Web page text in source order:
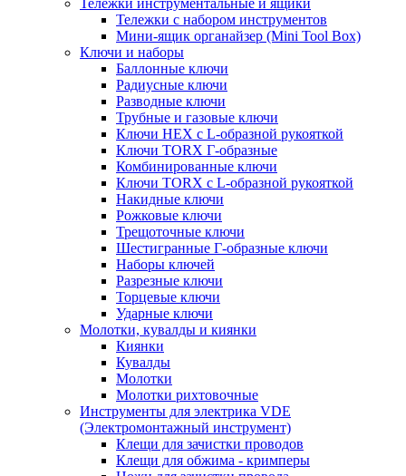
Тележки инструментальные и ящики
Тележки с набором инструментов
Мини-ящик органайзер (Mini Tool Box)
Ключи и наборы
Баллонные ключи
Радиусные ключи
Разводные ключи
Трубные и газовые ключи
Ключи HEX с L-образной рукояткой
Ключи TORX Г-образные
Комбинированные ключи
Ключи TORX с L-образной рукояткой
Накидные ключи
Рожковые ключи
Трещоточные ключи
Шестигранные Г-образные ключи
Наборы ключей
Разрезные ключи
Торцевые ключи
Ударные ключи
Молотки, кувалды и киянки
Киянки
Кувалды
Молотки
Молотки рихтовочные
Инструменты для электрика VDE
(Электромонтажный инструмент)
Клещи для зачистки проводов
Клещи для обжима - кримперы